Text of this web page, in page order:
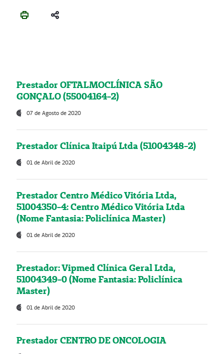
Prestador OFTALMOCLÍNICA SÃO
GONÇALO (55004164-2)
07 de Agosto de 2020
Prestador Clínica Itaipú Ltda (51004348-2)
01 de Abril de 2020
Prestador Centro Médico Vitória Ltda,
51004350-4: Centro Médico Vitória Ltda
(Nome Fantasia: Policlínica Master)
01 de Abril de 2020
Prestador: Vipmed Clínica Geral Ltda,
51004349-0 (Nome Fantasia: Policlínica
Master)
01 de Abril de 2020
Prestador CENTRO DE ONCOLOGIA